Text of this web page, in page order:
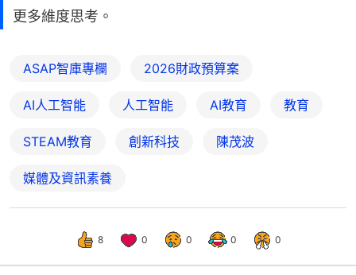
更多維度思考。
ASAP智庫專欄 2026財政預算案
AI人工智能 人工智能 AI教育 教育
STEAM教育 創新科技 陳茂波
媒體及資訊素養
8 0 0 0 0